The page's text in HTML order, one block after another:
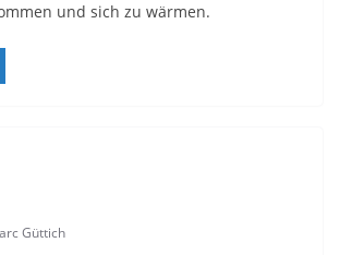
und sich zu wärmen.
Güttich